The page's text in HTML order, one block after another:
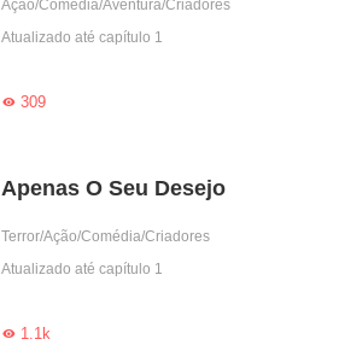
Ação/Comédia/Aventura/Criadores
Atualizado até capítulo 1
309
Apenas O Seu Desejo
Terror/Ação/Comédia/Criadores
Atualizado até capítulo 1
1.1k